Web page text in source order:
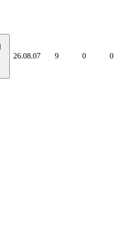
26.08.07 9 0 0